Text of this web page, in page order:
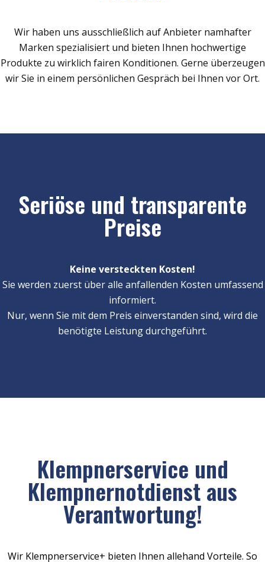
Wir haben uns ausschließlich auf Anbieter namhafter
Marken spezialisiert und bieten Ihnen hochwertige
Produkte zu wirklich fairen Konditionen. Gerne überzeugen
wir Sie in einem persönlichen Gespräch bei Ihnen vor Ort.
Seriöse und transparente
Preise
Keine versteckten Kosten!
Sie werden zuerst über alle anfallenden Kosten umfassend
informiert.
Nur, wenn Sie mit dem Preis einverstanden sind, wird die
benötigte Leistung durchgeführt.
Klempnerservice und
Klempnernotdienst aus
Verantwortung!
Wir Klempnerservice+ bieten Ihnen allehand Vorteile. So